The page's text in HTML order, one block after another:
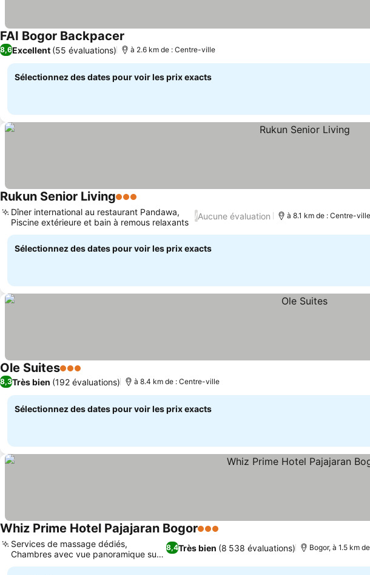
FAI Bogor BackpacerConsulter les prix
8,6Excellent (55 évaluations) à 2.6 km de : Centre-ville
Sélectionnez des dates pour voir les prix exacts
Rukun Senior Living3 Étoiles
/Aucune évaluation
Dîner international au restaurant Pandawa,
Piscine extérieure et bain à remous relaxants
à 8.1 km de : Centre-ville
Sélectionnez des dates pour voir les prix exacts
Ole Suites3 ÉtoilesConsulter les prix
8,3Très bien (192 évaluations) à 8.4 km de : Centre-ville
Sélectionnez des dates pour voir les prix exacts
Whiz Prime Hotel Pajajaran Bogor3 Étoiles
8,4Très bien (8 538 évaluations)
Services de massage dédiés,
Chambres avec vue panoramique sur
la montagne
Bogor, à 1.5 km